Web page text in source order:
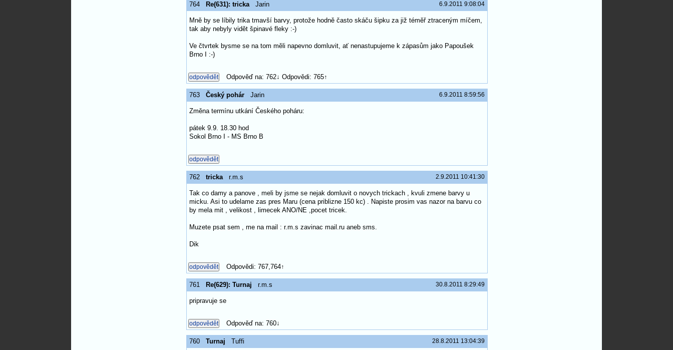
6.9.2011 9:08:04
764 Re(631): trickaJarin
Mně by se líbily trika tmavší barvy, protože hodně často skáču šipku za již téměř ztraceným míčem,
tak aby nebyly vidět špinavé fleky :-)
Ve čtvrtek bysme se na tom měli napevno domluvit, ať nenastupujeme k zápasům jako Papoušek
Brno I :-)
Odpověď na: 762↓ Odpovědi: 765↑
6.9.2011 8:59:56
763 Český pohár Jarin
Změna termínu utkání Českého poháru:
pátek 9.9. 18.30 hod
Sokol Brno I - MS Brno B
2.9.2011 10:41:30
762 trickar.m.s
Tak co damy a panove , meli by jsme se nejak domluvit o novych trickach , kvuli zmene barvy u
micku. Asi to udelame zas pres Maru (cena priblizne 150 kc) . Napiste prosim vas nazor na barvu co
by mela mit , velikost , limecek ANO/NE ,pocet tricek.
Muzete psat sem , me na mail : r.m.s zavinac mail.ru aneb sms.
Dik
Odpovědi: 767,764↑
30.8.2011 8:29:49
761 Re(629): Turnaj r.m.s
pripravuje se
Odpověď na: 760↓
28.8.2011 13:04:39
760 Turnaj Tuffi